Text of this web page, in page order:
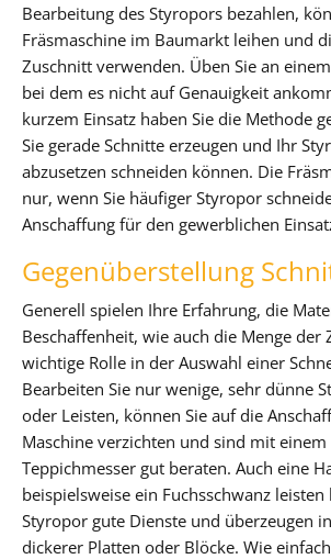
Bearbeitung des Styropors bezahlen,
Fräsmaschine im Baumarkt leihen und
Zuschnitt verwenden. Üben Sie an
bei dem es nicht auf Genauigkeit
kurzem Einsatz haben Sie die Methode
Sie gerade Schnitte erzeugen und Ihr
abzusetzen schneiden können. Die
nur, wenn Sie häufiger Styropor
Anschaffung für den gewerblichen
Gegenüberstellung
Generell spielen Ihre Erfahrung, die
Beschaffenheit, wie auch die Menge der
wichtige Rolle in der Auswahl einer
Bearbeiten Sie nur wenige, sehr dünne
oder Leisten, können Sie auf die
Maschine verzichten und sind mit einem
Teppichmesser gut beraten. Auch eine
beispielsweise ein Fuchsschwanz
Styropor gute Dienste und überzeugen
dickerer Platten oder Blöcke. Wie